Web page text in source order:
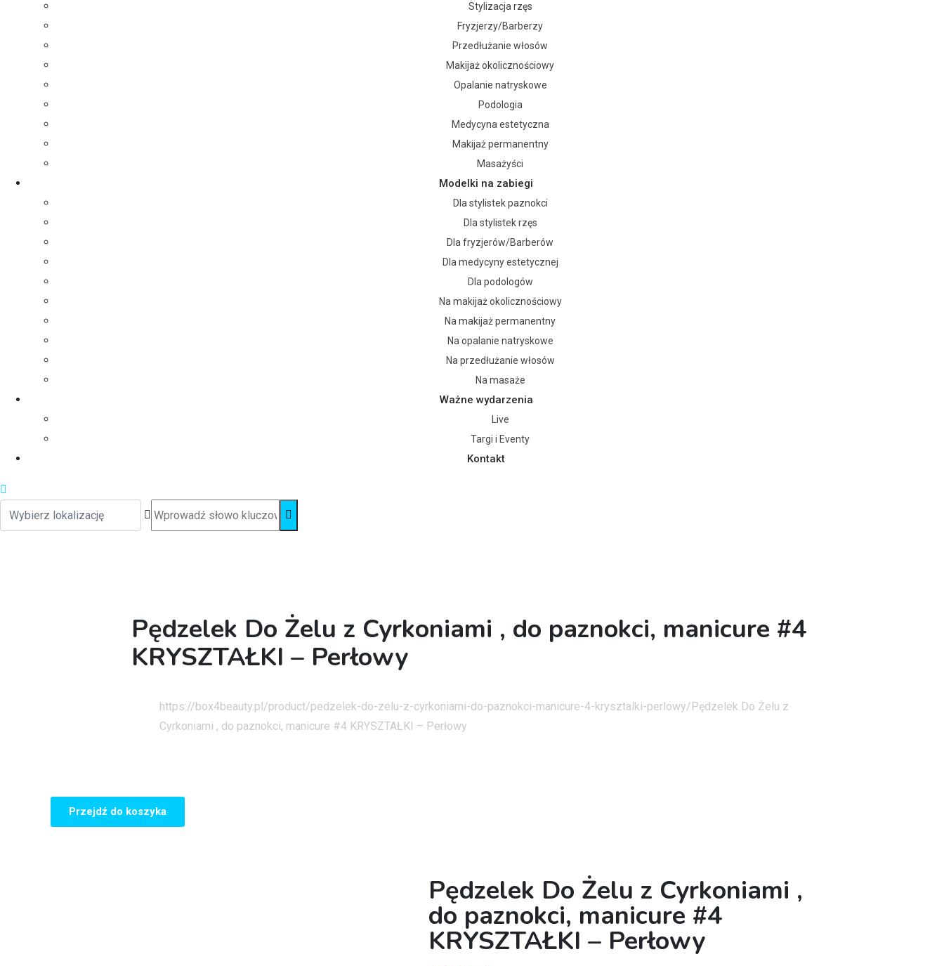
Stylizacja rzęs
Fryzjerzy/Barberzy
Przedłużanie włosów
Makijaż okolicznościowy
Opalanie natryskowe
Podologia
Medycyna estetyczna
Makijaż permanentny
Masażyści
Modelki na zabiegi
Dla stylistek paznokci
Dla stylistek rzęs
Dla fryzjerów/Barberów
Dla medycyny estetycznej
Dla podologów
Na makijaż okolicznościowy
Na makijaż permanentny
Na opalanie natryskowe
Na przedłużanie włosów
Na masaże
Ważne wydarzenia
Live
Targi i Eventy
Kontakt
Pędzelek Do Żelu z Cyrkoniami , do paznokci, manicure #4
KRYSZTAŁKI – Perłowy
https://box4beauty.pl/product/pedzelek-do-zelu-z-cyrkoniami-do-paznokci-manicure-4-krysztalki-perlowy/Pędzelek Do Żelu z
Cyrkoniami , do paznokci, manicure #4 KRYSZTAŁKI – Perłowy
Przejdź do koszyka
Pędzelek Do Żelu z Cyrkoniami ,
do paznokci, manicure #4
KRYSZTAŁKI – Perłowy